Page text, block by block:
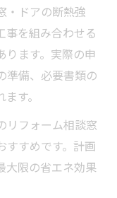
・ドアの断熱強
事を組み合わせる
ります。実際の申
準備、必要書類の
す。
リフォーム相談窓
すすめです。計画
大限の省エネ効果